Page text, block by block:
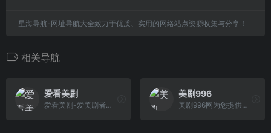
星海导航-网址导航大全致力于优质、实用的网络站点资源收集与分享！
相关导航
爱看美剧
爱看美剧-爱美剧者的美剧天堂-好看的美剧在线观看
美剧996
美剧996网为您提供可在线免费观看高清英美剧,本站跟新速度快,视频清晰访问速度快，是您追剧的最佳选择欢迎广大美剧迷光临！